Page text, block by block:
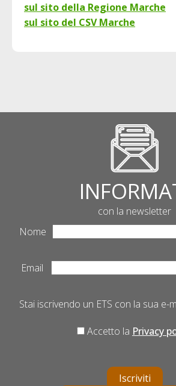
sul sito della Regione Marche
sul sito del CSV Marche
con la newsletter
Nome
Email
Stai iscrivendo un ETS con la sua e-
Accetto la Privacy
Iscriviti